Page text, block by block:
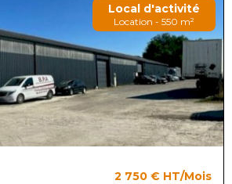
Local d'activité
Location - 550 m²
2 750 € HT/Mois